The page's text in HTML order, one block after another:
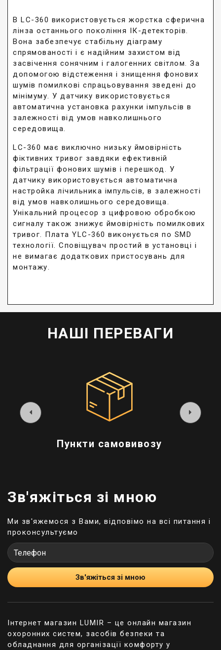
В LC-360 використовується жорстка сферична
лінза останнього покоління ІК-детекторів.
Вона забезпечує стабільну діаграму
спрямованості і є надійним захистом від
засвічення сонячним і галогенних світлом. За
допомогою відстеження і знищення фонових
шумів помилкові спрацьовування зведені до
мінімуму. У датчику використовується
автоматична установка рахунки імпульсів в
залежності від умов навколишнього
середовища.
LC-360 має виключно низьку ймовірність
фіктивних тривог завдяки ефективній
фільтрації фонових шумів і перешкод. У
датчику використовується автоматична
настройка лічильника імпульсів, в залежності
від умов навколишнього середовища.
Унікальний процесор з цифровою обробкою
сигналу також знижує ймовірність помилкових
тривог. Плата YLC-360 виконується по SMD
технології. Сповіщувач простий в установці і
не вимагає додаткових пристосувань для
монтажу.
НАШІ ПЕРЕВАГИ
Пункти самовивозу
Зв'яжіться зі мною
Ми зв'яжемося з Вами, відповімо на всі питання і
проконсультуємо
Зв'яжіться зі мною
Інтернет магазин LUMIR – це онлайн магазин
охоронних систем, засобів безпеки та
обладнання для організації комфорту у